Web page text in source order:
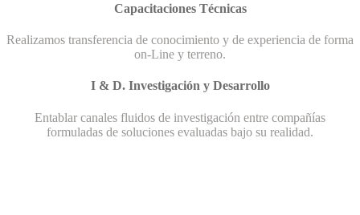
Capacitaciones Técnicas
Realizamos transferencia de conocimiento y de experiencia de forma
on-Line y terreno.
I & D. Investigación y Desarrollo
Entablar canales fluidos de investigación entre compañías
formuladas de soluciones evaluadas bajo su realidad.